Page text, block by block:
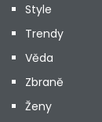
Style
Trendy
Věda
Zbraně
Ženy